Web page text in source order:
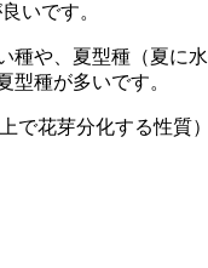
いです。
や、夏型種（夏に
種が多いです。
で花芽分化する性